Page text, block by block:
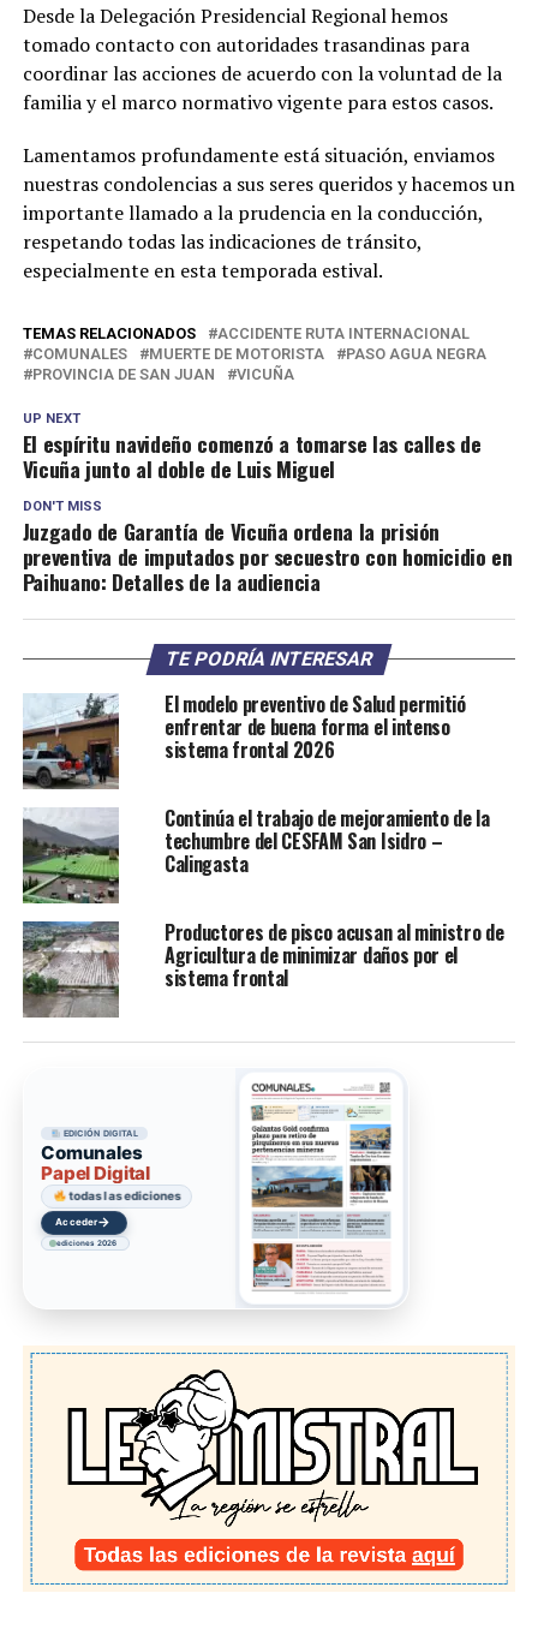
Desde la Delegación Presidencial Regional hemos
tomado contacto con autoridades trasandinas para
coordinar las acciones de acuerdo con la voluntad de la
familia y el marco normativo vigente para estos casos.
Lamentamos profundamente está situación, enviamos
nuestras condolencias a sus seres queridos y hacemos un
importante llamado a la prudencia en la conducción,
respetando todas las indicaciones de tránsito,
especialmente en esta temporada estival.
TEMAS RELACIONADOS
ACCIDENTE RUTA INTERNACIONAL
COMUNALES
MUERTE DE MOTORISTA
PASO AGUA NEGRA
PROVINCIA DE SAN JUAN
VICUÑA
UP NEXT
El espíritu navideño comenzó a tomarse las calles de
Vicuña junto al doble de Luis Miguel
DON'T MISS
Juzgado de Garantía de Vicuña ordena la prisión
preventiva de imputados por secuestro con homicidio en
Paihuano: Detalles de la audiencia
TE PODRÍA INTERESAR
El modelo preventivo de Salud permitió
enfrentar de buena forma el intenso
sistema frontal 2026
Continúa el trabajo de mejoramiento de la
techumbre del CESFAM San Isidro –
Calingasta
Productores de pisco acusan al ministro de
Agricultura de minimizar daños por el
sistema frontal
EDICIÓN DIGITAL
Comunales
Papel Digital
todas las ediciones
Acceder→
ediciones 2026